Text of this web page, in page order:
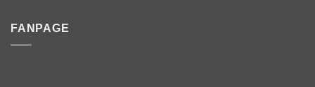
FANPAGE